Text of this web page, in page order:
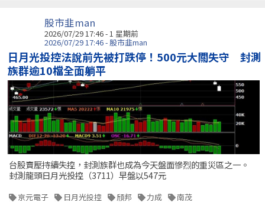
股市韭man
2026/07/29 17:46 - 1 星期前
2026/07/29 17:46 - 股市韭man
日月光投控法說前先被打跌停！500元大關失守 封測
族群逾10檔全面躺平
台股賣壓持續失控，封測族群也成為今天盤面慘烈的重災區之一。
封測龍頭日月光投控（3711）早盤以547元
京元電子 日月光投控 頎邦 力成 南茂